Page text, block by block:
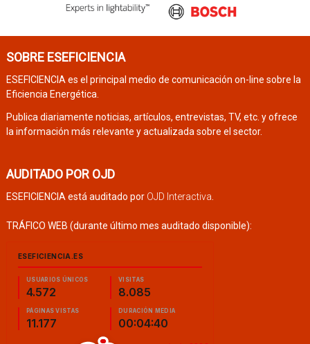
SOBRE ESEFICIENCIA
ESEFICIENCIA es el principal medio de comunicación on-line sobre la
Eficiencia Energética.
Publica diariamente noticias, artículos, entrevistas, TV, etc. y ofrece
la información más relevante y actualizada sobre el sector.
AUDITADO POR OJD
ESEFICIENCIA está auditado por OJD Interactiva
TRÁFICO WEB (durante último mes auditado disponible):